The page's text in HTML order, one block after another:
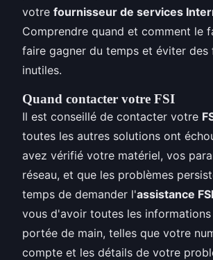
votre fournisseur de services
Comprendre quand et comment le
faire gagner du temps et éviter des
inutiles.
Quand contacter votre FSI
Il est conseillé de contacter votre
toutes les autres solutions ont
avez vérifié votre matériel, vos
réseau, et que les problèmes
temps de demander l'assistance FSI
vous d'avoir toutes les
portée de main, telles que votre
compte et les détails de votre